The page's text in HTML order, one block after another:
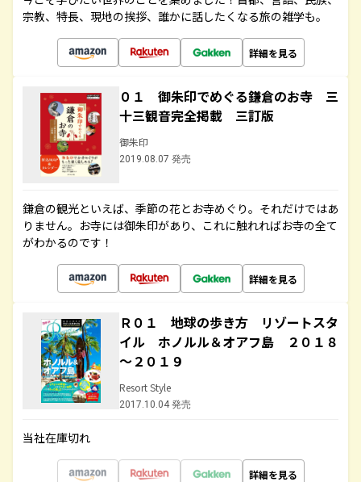
宗教、特長、現地の挨拶、誰かに話したくなる旅の雑学も。
詳細を見る
０１ 御朱印でめぐる鎌倉のお寺 三
十三観音完全掲載 三訂版
御朱印
2019.08.07 発売
鎌倉の観光といえば、季節の花とお寺めぐり。それだけではあ
りません。お寺には御朱印があり、これに触れればお寺の全て
がわかるのです！
詳細を見る
Ｒ０１ 地球の歩き方 リゾートスタ
イル ホノルル＆オアフ島 ２０１８
～２０１９
Resort Style
2017.10.04 発売
当社在庫切れ
詳細を見る